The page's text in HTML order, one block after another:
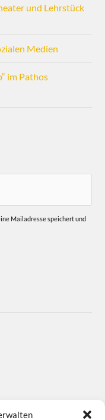
und Lehrstück
Medien
im Pathos
Mailadresse speichert und